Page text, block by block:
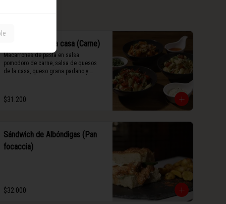
Pasta Corta de la casa (Carne)
Macarrones de pasta en salsa
pomodoro de carne, salsa de quesos
de la casa, queso grana padano y
$31.200
Sándwich de Albóndigas (Pan
focaccia)
$32.000